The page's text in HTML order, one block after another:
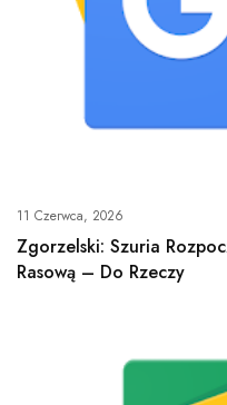
11 Czerwca, 2026
Zgorzelski: Szuria
Rasową – Do Rzeczy